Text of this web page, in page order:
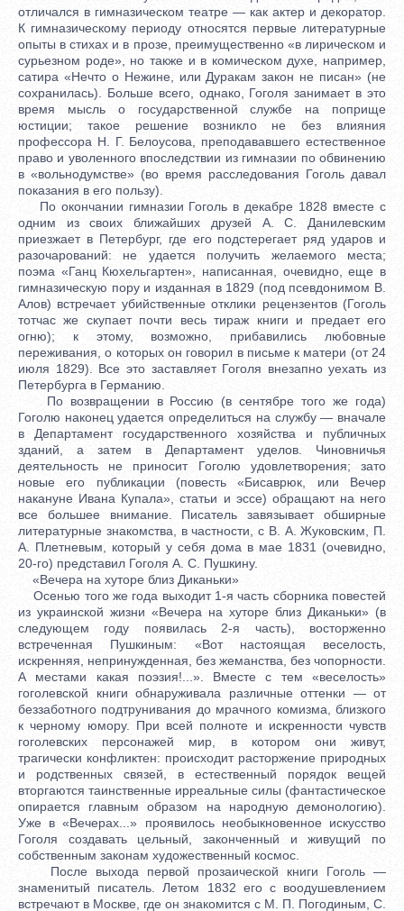
отличался в гимназическом театре — как актер и декоратор.
К гимназическому периоду относятся первые литературные
опыты в стихах и в прозе, преимущественно «в лирическом и
сурьезном роде», но также и в комическом духе, например,
сатира «Нечто о Нежине, или Дуракам закон не писан» (не
сохранилась). Больше всего, однако, Гоголя занимает в это
время мысль о государственной службе на поприще
юстиции; такое решение возникло не без влияния
профессора Н. Г. Белоусова, преподававшего естественное
право и уволенного впоследствии из гимназии по обвинению
в «вольнодумстве» (во время расследования Гоголь давал
показания в его пользу).
По окончании гимназии Гоголь в декабре 1828 вместе с
одним из своих ближайших друзей А. С. Данилевским
приезжает в Петербург, где его подстерегает ряд ударов и
разочарований: не удается получить желаемого места;
поэма «Ганц Кюхельгартен», написанная, очевидно, еще в
гимназическую пору и изданная в 1829 (под псевдонимом В.
Алов) встречает убийственные отклики рецензентов (Гоголь
тотчас же скупает почти весь тираж книги и предает его
огню); к этому, возможно, прибавились любовные
переживания, о которых он говорил в письме к матери (от 24
июля 1829). Все это заставляет Гоголя внезапно уехать из
Петербурга в Германию.
По возвращении в Россию (в сентябре того же года)
Гоголю наконец удается определиться на службу — вначале
в Департамент государственного хозяйства и публичных
зданий, а затем в Департамент уделов. Чиновничья
деятельность не приносит Гоголю удовлетворения; зато
новые его публикации (повесть «Бисаврюк, или Вечер
накануне Ивана Купала», статьи и эссе) обращают на него
все большее внимание. Писатель завязывает обширные
литературные знакомства, в частности, с В. А. Жуковским, П.
А. Плетневым, который у себя дома в мае 1831 (очевидно,
20-го) представил Гоголя А. С. Пушкину.
«Вечера на хуторе близ Диканьки»
Осенью того же года выходит 1-я часть сборника повестей
из украинской жизни «Вечера на хуторе близ Диканьки» (в
следующем году появилась 2-я часть), восторженно
встреченная Пушкиным: «Вот настоящая веселость,
искренняя, непринужденная, без жеманства, без чопорности.
А местами какая поэзия!...». Вместе с тем «веселость»
гоголевской книги обнаруживала различные оттенки — от
беззаботного подтрунивания до мрачного комизма, близкого
к черному юмору. При всей полноте и искренности чувств
гоголевских персонажей мир, в котором они живут,
трагически конфликтен: происходит расторжение природных
и родственных связей, в естественный порядок вещей
вторгаются таинственные ирреальные силы (фантастическое
опирается главным образом на народную демонологию).
Уже в «Вечерах...» проявилось необыкновенное искусство
Гоголя создавать цельный, законченный и живущий по
собственным законам художественный космос.
После выхода первой прозаической книги Гоголь —
знаменитый писатель. Летом 1832 его с воодушевлением
встречают в Москве, где он знакомится с М. П. Погодиным, С.